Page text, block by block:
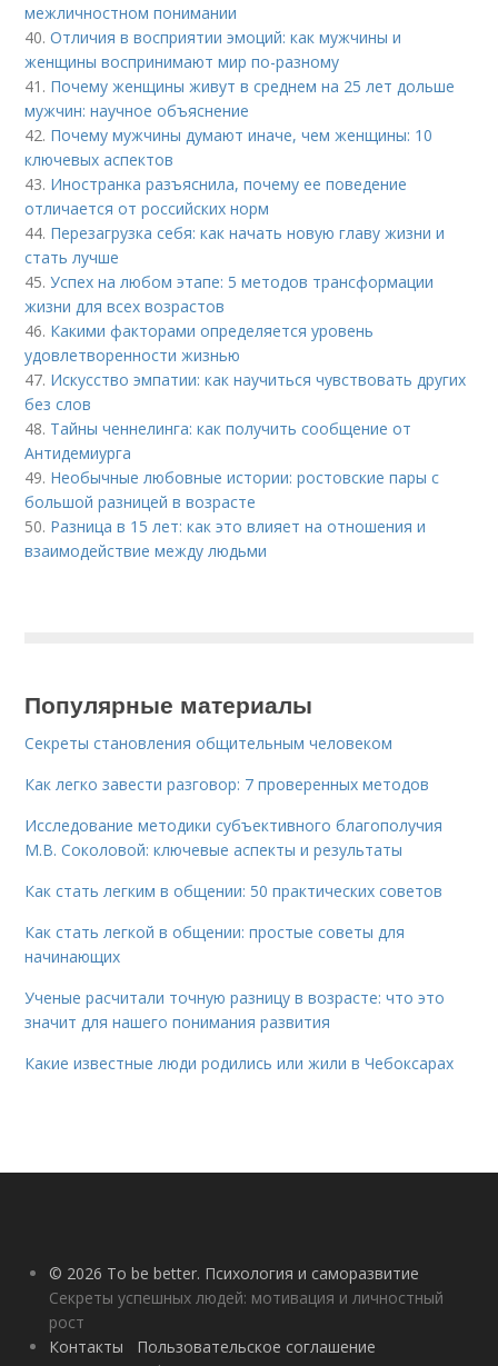
межличностном понимании
40.Отличия в восприятии эмоций: как мужчины и
женщины воспринимают мир по-разному
41. Почему женщины живут в среднем на 25 лет дольше
мужчин: научное объяснение
42. Почему мужчины думают иначе, чем женщины: 10
ключевых аспектов
43. Иностранка разъяснила, почему ее поведение
отличается от российских норм
44. Перезагрузка себя: как начать новую главу жизни и
стать лучше
45.Успех на любом этапе: 5 методов трансформации
жизни для всех возрастов
46. Какими факторами определяется уровень
удовлетворенности жизнью
47. Искусство эмпатии: как научиться чувствовать других
без слов
48. Тайны ченнелинга: как получить сообщение от
Антидемиурга
49. Необычные любовные истории: ростовские пары с
большой разницей в возрасте
50. Разница в 15 лет: как это влияет на отношения и
взаимодействие между людьми
Популярные материалы
Секреты становления общительным человеком
Как легко завести разговор: 7 проверенных методов
Исследование методики субъективного благополучия
М.В. Соколовой: ключевые аспекты и результаты
Как стать легким в общении: 50 практических советов
Как стать легкой в общении: простые советы для
начинающих
Ученые расчитали точную разницу в возрасте: что это
значит для нашего понимания развития
Какие известные люди родились или жили в Чебоксарах
© 2026 To be better. Психология и саморазвитие
Секреты успешных людей: мотивация и личностный
рост
Контакты
Пользовательское соглашение